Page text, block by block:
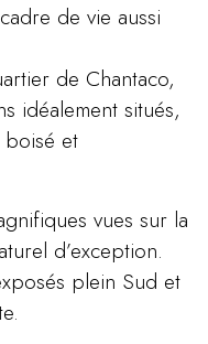
de vie aussi
de Chantaco,
idéalement situés,
boisé et
vues sur la
d’exception.
plein Sud et